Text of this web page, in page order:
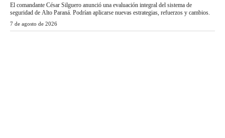
El comandante César Silguero anunció una evaluación integral del sistema de
seguridad de Alto Paraná. Podrían aplicarse nuevas estrategias, refuerzos y cambios.
7 de agosto de 2026